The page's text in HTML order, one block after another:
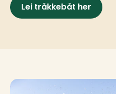
Lei tråkkebåt her